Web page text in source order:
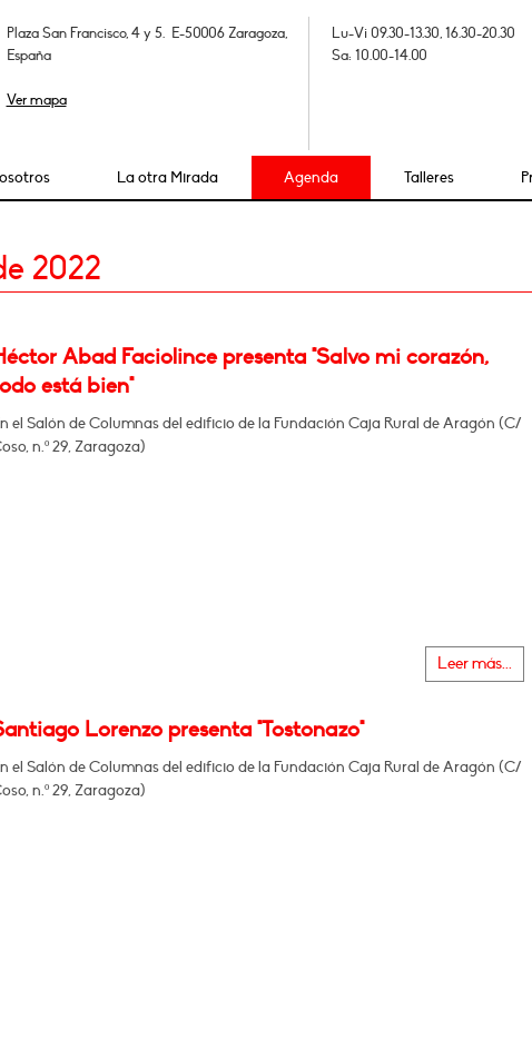
Plaza San Francisco, 4 y 5. E-50006 Zaragoza,
España
Ver mapa
Lu-Vi 09.30-13.30, 16.30-20.30
Sa: 10.00-14.00
La otra Mirada Agenda Talleres
2022
Abad Faciolince presenta "Salvo mi corazón,
está bien"
el Salón de Columnas del edificio de la Fundación Caja Rural de Aragón (C/
n.º 29, Zaragoza)
Leer más...
Lorenzo presenta "Tostonazo"
el Salón de Columnas del edificio de la Fundación Caja Rural de Aragón (C/
n.º 29, Zaragoza)